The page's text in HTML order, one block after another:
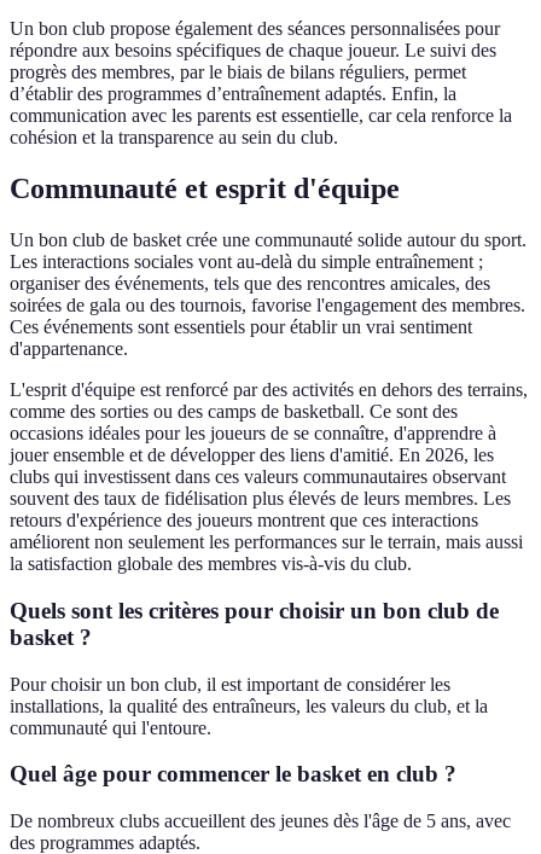
Un bon club propose également des séances personnalisées pour
répondre aux besoins spécifiques de chaque joueur. Le suivi des
progrès des membres, par le biais de bilans réguliers, permet
d’établir des programmes d’entraînement adaptés. Enfin, la
communication avec les parents est essentielle, car cela renforce la
cohésion et la transparence au sein du club.
Communauté et esprit d'équipe
Un bon club de basket crée une communauté solide autour du sport.
Les interactions sociales vont au-delà du simple entraînement ;
organiser des événements, tels que des rencontres amicales, des
soirées de gala ou des tournois, favorise l'engagement des membres.
Ces événements sont essentiels pour établir un vrai sentiment
d'appartenance.
L'esprit d'équipe est renforcé par des activités en dehors des terrains,
comme des sorties ou des camps de basketball. Ce sont des
occasions idéales pour les joueurs de se connaître, d'apprendre à
jouer ensemble et de développer des liens d'amitié. En 2026, les
clubs qui investissent dans ces valeurs communautaires observant
souvent des taux de fidélisation plus élevés de leurs membres. Les
retours d'expérience des joueurs montrent que ces interactions
améliorent non seulement les performances sur le terrain, mais aussi
la satisfaction globale des membres vis-à-vis du club.
Quels sont les critères pour choisir un bon club de
basket ?
Pour choisir un bon club, il est important de considérer les
installations, la qualité des entraîneurs, les valeurs du club, et la
communauté qui l'entoure.
Quel âge pour commencer le basket en club ?
De nombreux clubs accueillent des jeunes dès l'âge de 5 ans, avec
des programmes adaptés.